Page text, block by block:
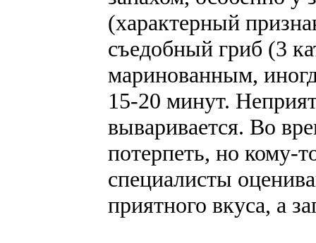
(характерный
съедобный гриб (3
маринованным,
15-20 минут.
вываривается. Во
потерпеть, но кому-
специалисты
приятного вкуса, а